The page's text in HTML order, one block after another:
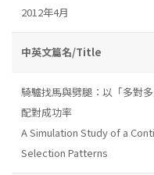
2012年4月
中英文篇名/Title
騎驢找馬與劈腿：以「多對
配對成功率
A Simulation Study of a
Selection Patterns